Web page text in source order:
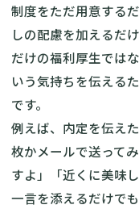
制度をただ用意する
しの配慮を加えるだ
だけの福利厚生では
いう気持ちを伝える
です。
例えば、内定を伝え
枚かメールで送って
すよ」「近くに美味
一言を添えるだけで